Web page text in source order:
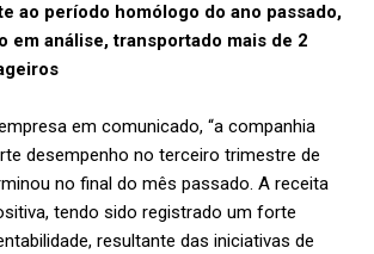
ao período homólogo do ano passado,
em análise, transportado mais de 2
em comunicado, “a companhia
desempenho no terceiro trimestre de
no final do mês passado. A receita
tendo sido registrado um forte
resultante das iniciativas de